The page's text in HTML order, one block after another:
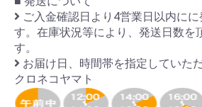
ご入金確認日より4営業日以内にに
す。在庫状況等により、発送日数を
す。
お届け日、時間帯を指定していただ
クロネコヤマト